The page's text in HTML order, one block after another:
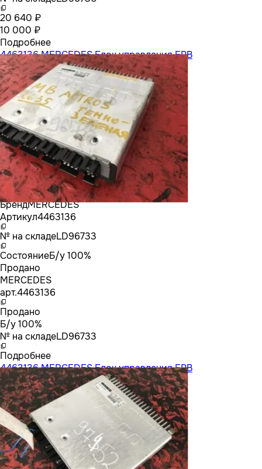
20 640 ₽
10 000 ₽
Подробнее
4463136 MERCEDES Блок управления EPB
БрендMERCEDES
Артикул4463136
№ на складеLD96733
СостояниеБ/у 100%
Продано
MERCEDES
арт.4463136
Продано
Б/у 100%
№ на складеLD96733
Подробнее
4463136 MERCEDES Блок управления EPB